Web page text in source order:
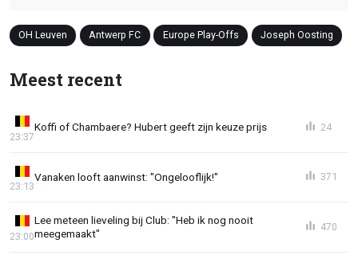
OH Leuven Antwerp FC Europe Play-Offs Joseph Oosting
Meest recent
Koffi of Chambaere? Hubert geeft zijn keuze prijs
23:37
24
Vanaken looft aanwinst: "Ongelooflijk!"
23:13
371
Lee meteen lieveling bij Club: "Heb ik nog nooit
meegemaakt"
23:00
470